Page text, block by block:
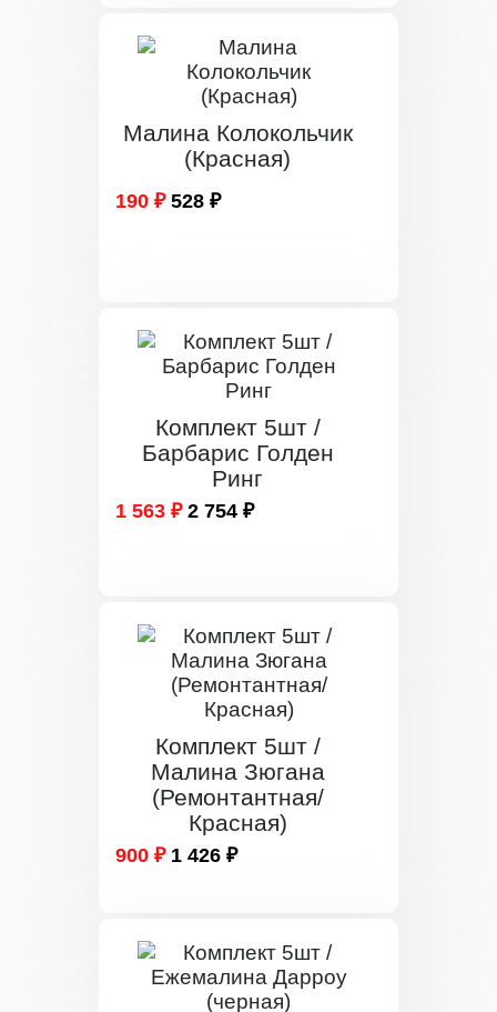
Малина Колокольчик
(Красная)
190 ₽ 528 ₽
Комплект 5шт /
Барбарис Голден
Ринг
1 563 ₽ 2 754 ₽
Комплект 5шт /
Малина Зюгана
(Ремонтантная/
Красная)
900 ₽ 1 426 ₽